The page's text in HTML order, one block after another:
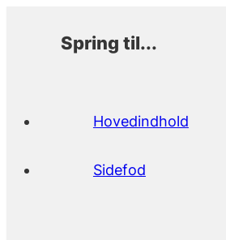
Spring til...
Hovedindhold
Sidefod